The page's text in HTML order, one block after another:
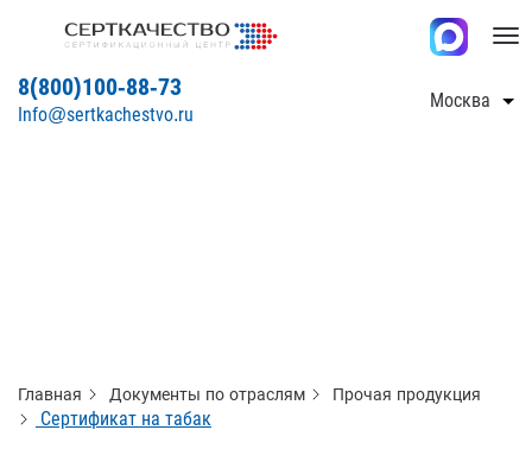
8(800)100-88-73
Info@sertkachestvo.ru
Москва
Главная Документы по отраслям Прочая продукция
Сертификат на табак